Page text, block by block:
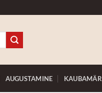
AUGUSTAMINE